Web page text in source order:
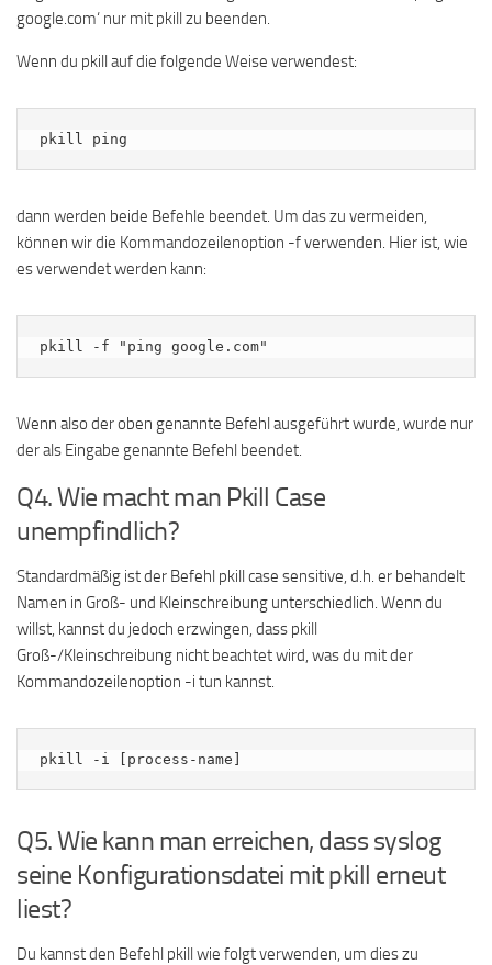
google.com‘ nur mit pkill zu beenden.
Wenn du pkill auf die folgende Weise verwendest:
pkill ping
dann werden beide Befehle beendet. Um das zu vermeiden,
können wir die Kommandozeilenoption -f verwenden. Hier ist, wie
es verwendet werden kann:
pkill -f "ping google.com"
Wenn also der oben genannte Befehl ausgeführt wurde, wurde nur
der als Eingabe genannte Befehl beendet.
Q4. Wie macht man Pkill Case
unempfindlich?
Standardmäßig ist der Befehl pkill case sensitive, d.h. er behandelt
Namen in Groß- und Kleinschreibung unterschiedlich. Wenn du
willst, kannst du jedoch erzwingen, dass pkill
Groß-/Kleinschreibung nicht beachtet wird, was du mit der
Kommandozeilenoption -i tun kannst.
pkill -i [process-name]
Q5. Wie kann man erreichen, dass syslog
seine Konfigurationsdatei mit pkill erneut
liest?
Du kannst den Befehl pkill wie folgt verwenden, um dies zu